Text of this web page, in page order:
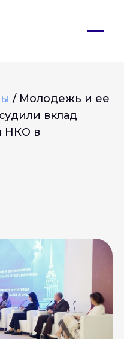
/ Молодежь и ее
вклад
НКО в